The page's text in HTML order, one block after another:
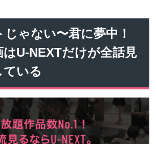
じゃない〜君に夢中！
はU-NEXTだけが全話見
ている